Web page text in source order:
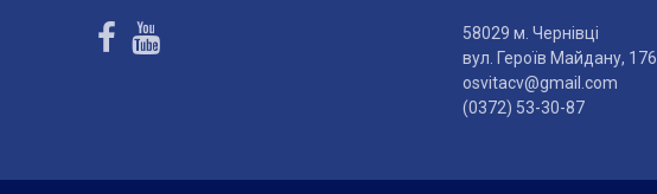
58029 м. Чернівці
вул. Героїв Майдану, 176
osvitacv@gmail.com
(0372) 53-30-87